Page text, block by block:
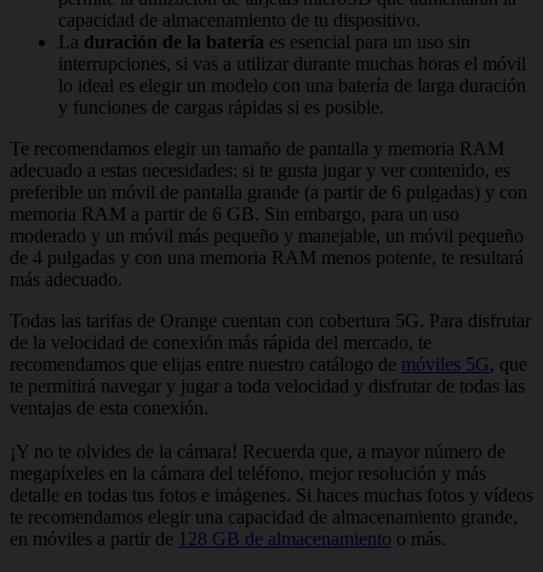
capacidad de almacenamiento de tu dispositivo.
La duración de la batería es esencial para un uso sin
interrupciones, si vas a utilizar durante muchas horas el móvil
lo ideal es elegir un modelo con una batería de larga duración
y funciones de cargas rápidas si es posible.
Te recomendamos elegir un tamaño de pantalla y memoria RAM
adecuado a estas necesidades: si te gusta jugar y ver contenido, es
preferible un móvil de pantalla grande (a partir de 6 pulgadas) y con
memoria RAM a partir de 6 GB. Sin embargo, para un uso
moderado y un móvil más pequeño y manejable, un móvil pequeño
de 4 pulgadas y con una memoria RAM menos potente, te resultará
más adecuado.
Todas las tarifas de Orange cuentan con cobertura 5G. Para disfrutar
de la velocidad de conexión más rápida del mercado, te
recomendamos que elijas entre nuestro catálogo de móviles 5G, que
te permitirá navegar y jugar a toda velocidad y disfrutar de todas las
ventajas de esta conexión.
¡Y no te olvides de la cámara! Recuerda que, a mayor número de
megapíxeles en la cámara del teléfono, mejor resolución y más
detalle en todas tus fotos e imágenes. Si haces muchas fotos y vídeos
te recomendamos elegir una capacidad de almacenamiento grande,
en móviles a partir de
128 GB de almacenamiento o más.